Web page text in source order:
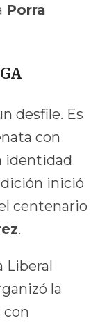
Porra
desfile. Es
con
identidad
inició
centenario
.
Liberal
la
con